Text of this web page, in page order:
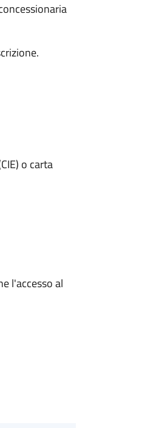
o carta
l'accesso al